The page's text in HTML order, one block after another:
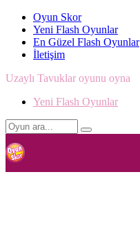
Oyun Skor
Yeni Flash Oyunlar
En Güzel Flash Oyunlar
İletişim
Uzaylı Tavuklar oyunu oyna
Yeni Flash Oyunlar